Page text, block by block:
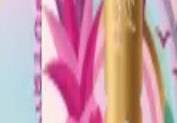
♡ HIDRATANTEVer producto
HIDRATANTE
Ver producto
y supermercado favorito. Si prefieres